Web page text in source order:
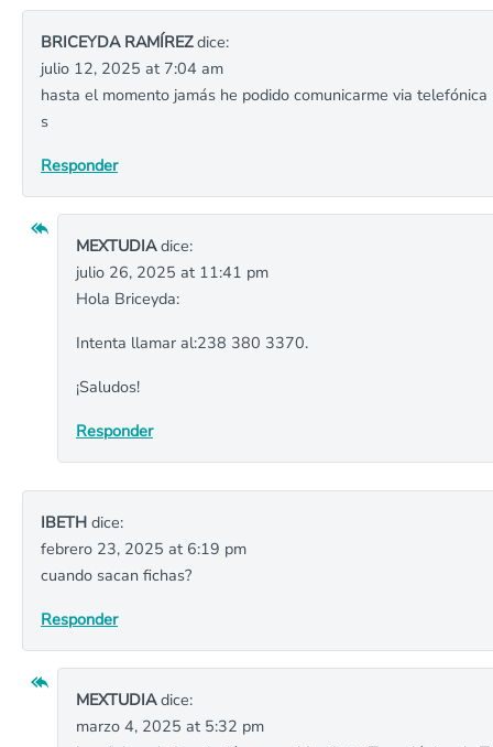
BRICEYDA RAMÍREZdice:
julio 12, 2025 at 7:04 am
hasta el momento jamás he podido comunicarme via
s
Responder
MEXTUDIAdice:
julio 26, 2025 at 11:41 pm
Hola Briceyda:
Intenta llamar al:238 380 3370.
¡Saludos!
Responder
IBETH dice:
febrero 23, 2025 at 6:19 pm
cuando sacan fichas?
Responder
MEXTUDIAdice:
marzo 4, 2025 at 5:32 pm